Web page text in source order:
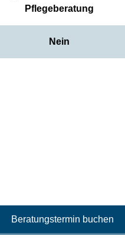
Pflegeberatung
Nein
Beratungstermin buchen